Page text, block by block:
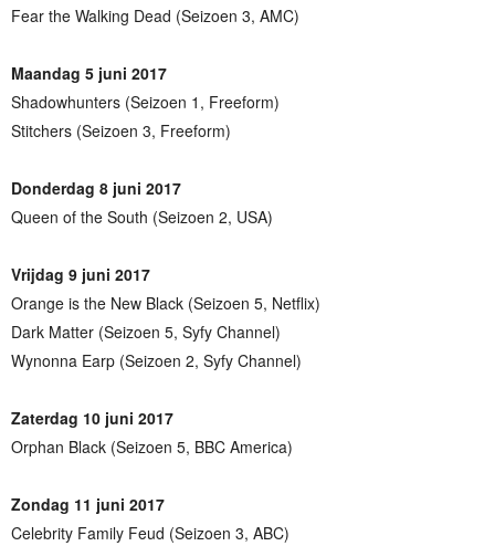
Fear the Walking Dead (Seizoen 3, AMC)
Maandag 5 juni 2017
Shadowhunters (Seizoen 1, Freeform)
Stitchers (Seizoen 3, Freeform)
Donderdag 8 juni 2017
Queen of the South (Seizoen 2, USA)
Vrijdag 9 juni 2017
Orange is the New Black (Seizoen 5, Netflix)
Dark Matter (Seizoen 5, Syfy Channel)
Wynonna Earp (Seizoen 2, Syfy Channel)
Zaterdag 10 juni 2017
Orphan Black (Seizoen 5, BBC America)
Zondag 11 juni 2017
Celebrity Family Feud (Seizoen 3, ABC)